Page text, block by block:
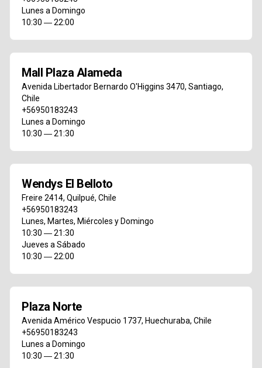
Lunes a Domingo
10:30 ― 22:00
Mall Plaza Alameda
Avenida Libertador Bernardo O'Higgins 3470, Santiago,
Chile
+56950183243
Lunes a Domingo
10:30 ― 21:30
Wendys El Belloto
Freire 2414, Quilpué, Chile
+56950183243
Lunes, Martes, Miércoles y Domingo
10:30 ― 21:30
Jueves a Sábado
10:30 ― 22:00
Plaza Norte
Avenida Américo Vespucio 1737, Huechuraba, Chile
+56950183243
Lunes a Domingo
10:30 ― 21:30